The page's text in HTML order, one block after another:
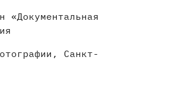
«Документальная
Санкт-